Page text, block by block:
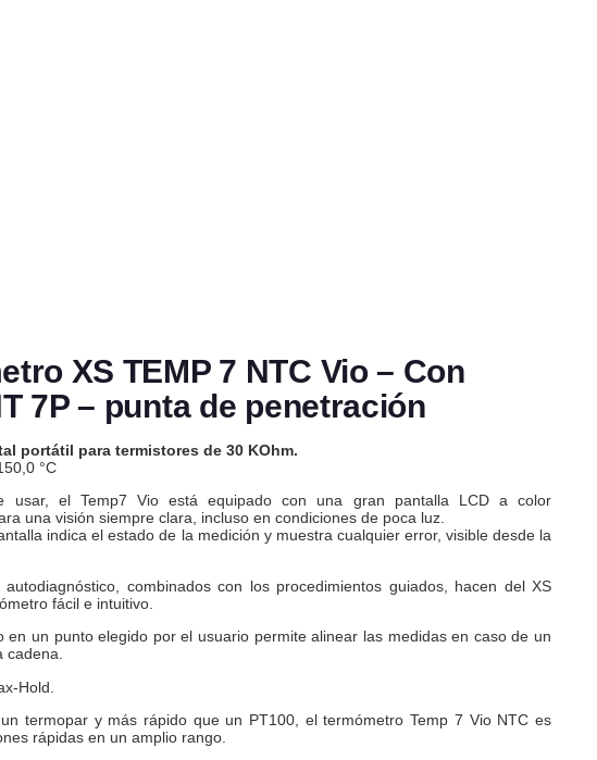
XS TEMP 7 NTC Vio – Con
7P – punta de penetración
portátil para termistores de 30 KOhm.
°C
usar, el Temp7 Vio está equipado con una gran pantalla LCD a color
una visión siempre clara, incluso en condiciones de poca luz.
indica el estado de la medición y muestra cualquier error, visible desde la
combinados con los procedimientos guiados, hacen del XS
fácil e intuitivo.
en un punto elegido por el usuario permite alinear las medidas en caso de un
cadena.
Hold.
termopar y más rápido que un PT100, el termómetro Temp 7 Vio NTC es
rápidas en un amplio rango.